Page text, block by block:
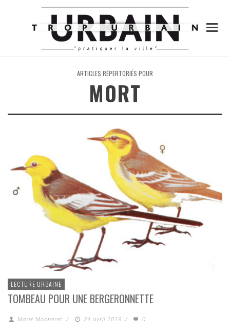
ARTICLES RÉPERTORIÉS POUR
MORT
LECTURE URBAINE
TOMBEAU POUR UNE BERGERONNETTE
Marie Monneret / 24 avril 2019 / 0